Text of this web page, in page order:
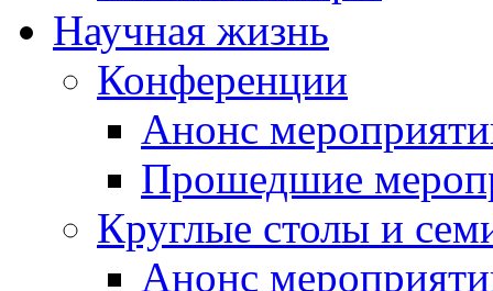
Научная жизнь
Конференции
Анонс
Прошедшие
Круглые столы и
Анонс